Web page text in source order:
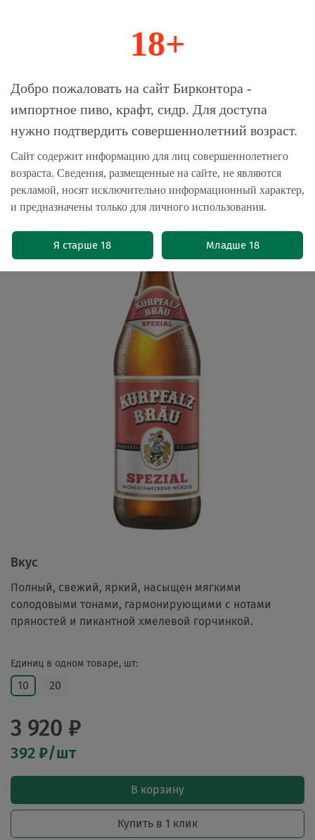
Магазин-Склад импортного пива, крафта и
Главная Пиво импортное
Пиво Курпфальц Брой Специаль /
Kurpfalz Brau Spezial 0.5 - стекло
Единиц в одном товаре, шт:
10 20
3 920 ₽
392 ₽/шт
В корзину
Купить в 1 клик
Вкус
Полный, свежий, яркий, насыщен мягкими
солодовыми тонами, гармонирующими с нотами
пряностей и пикантной хмелевой горчинкой.
18+
Добро пожаловать на сайт Бирконтора -
импортное пиво, крафт, сидр. Для доступа
нужно подтвердить совершеннолетний возраст.
Сайт содержит информацию для лиц совершеннолетнего
возраста. Сведения, размещенные на сайте, не являются
рекламой, носят исключительно информационный характер,
и предназначены только для личного использования.
Я старше 18 Младше 18